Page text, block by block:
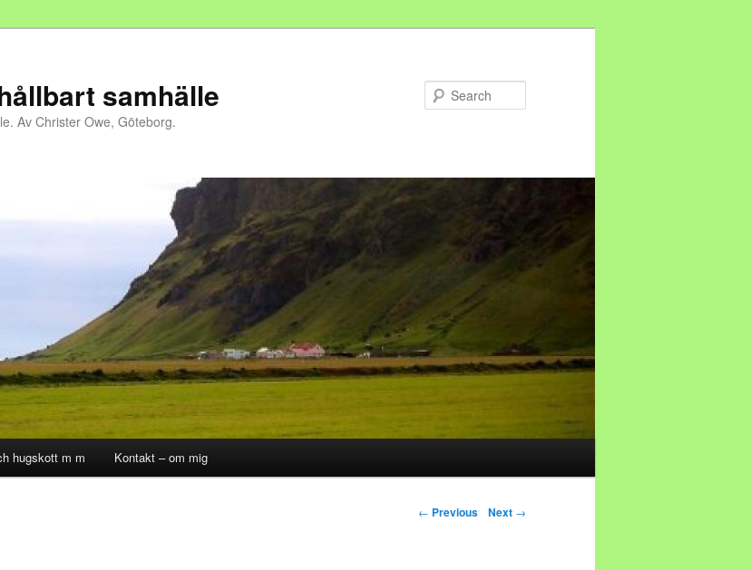
samhälle
Av Christer Owe, Göteborg.
hugskott m m Kontakt – om mig
Post navigation
← Previous Next →